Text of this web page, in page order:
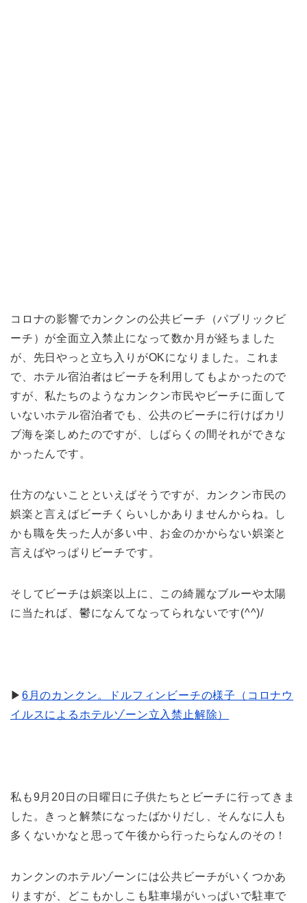
コロナの影響でカンクンの公共ビーチ（パブリックビ
ーチ）が全面立入禁止になって数か月が経ちました
が、先日やっと立ち入りがOKになりました。これま
で、ホテル宿泊者はビーチを利用してもよかったので
すが、私たちのようなカンクン市民やビーチに面して
いないホテル宿泊者でも、公共のビーチに行けばカリ
ブ海を楽しめたのですが、しばらくの間それができな
かったんです。
仕方のないことといえばそうですが、カンクン市民の
娯楽と言えばビーチくらいしかありませんからね。し
かも職を失った人が多い中、お金のかからない娯楽と
言えばやっぱりビーチです。
そしてビーチは娯楽以上に、この綺麗なブルーや太陽
に当たれば、鬱になんてなってられないです(^^)/
▶ 6月のカンクン。ドルフィンビーチの様子（コロナウ
イルスによるホテルゾーン立入禁止解除）
私も9月20日の日曜日に子供たちとビーチに行ってきま
した。きっと解禁になったばかりだし、そんなに人も
多くないかなと思って午後から行ったらなんのその！
カンクンのホテルゾーンには公共ビーチがいくつかあ
りますが、どこもかしこも駐車場がいっぱいで駐車で